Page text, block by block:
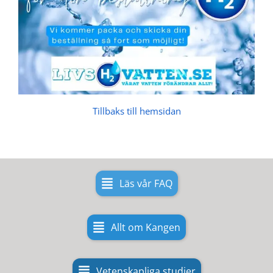
Tillbaks till hemsidan
Läs vår FAQ
Allt om Kangen